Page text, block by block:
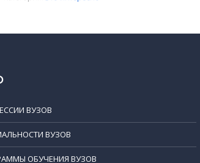
ВУЗОВ
ВУЗОВ
ОБУЧЕНИЯ ВУЗОВ